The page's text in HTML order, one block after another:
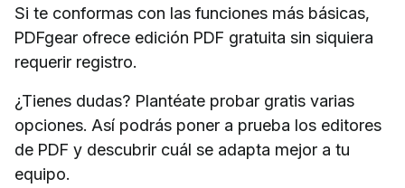
Si te conformas con las funciones más básicas,
PDFgear ofrece edición PDF gratuita sin siquiera
requerir registro.
¿Tienes dudas? Plantéate probar gratis varias
opciones. Así podrás poner a prueba los editores
de PDF y descubrir cuál se adapta mejor a tu
equipo.